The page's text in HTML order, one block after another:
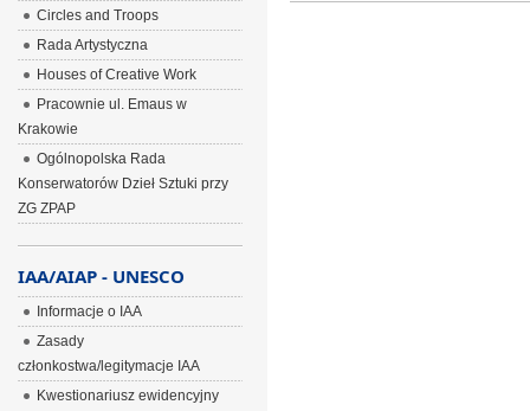
Circles and Troops
Rada Artystyczna
Houses of Creative Work
Pracownie ul. Emaus w
Krakowie
Ogólnopolska Rada
Konserwatorów Dzieł Sztuki przy
ZG ZPAP
IAA/AIAP - UNESCO
Informacje o IAA
Zasady
członkostwa/legitymacje IAA
Kwestionariusz ewidencyjny